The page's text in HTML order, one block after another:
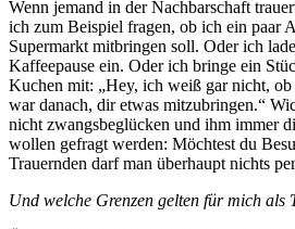
Wenn jemand in der Nachbarschaft
ich zum Beispiel fragen, ob ich ein paar
Supermarkt mitbringen soll. Oder ich
Kaffeepause ein. Oder ich bringe ein
Kuchen mit: „Hey, ich weiß gar nicht,
war danach, dir etwas mitzubringen.“
nicht zwangsbeglücken und ihm immer
wollen gefragt werden: Möchtest du
Trauernden darf man überhaupt nichts
Und welche Grenzen gelten für mich als